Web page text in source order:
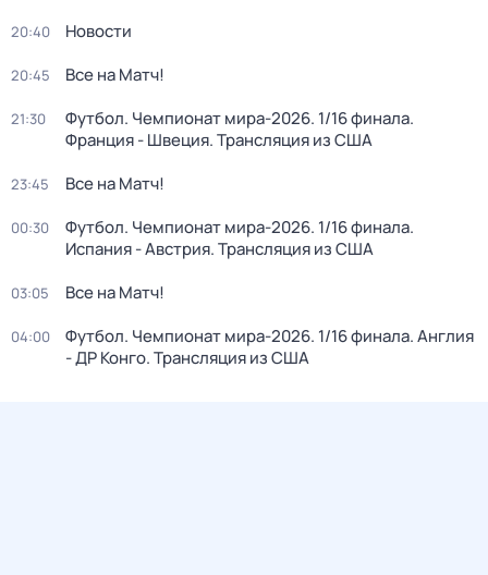
20:40 Новости
20:45 Все на Матч!
21:30
Футбол. Чемпионат мира-2026. 1/16 финала.
Франция - Швеция. Трансляция из США
23:45 Все на Матч!
00:30
Футбол. Чемпионат мира-2026. 1/16 финала.
Испания - Австрия. Трансляция из США
03:05 Все на Матч!
04:00
Футбол. Чемпионат мира-2026. 1/16 финала. Англия
- ДР Конго. Трансляция из США